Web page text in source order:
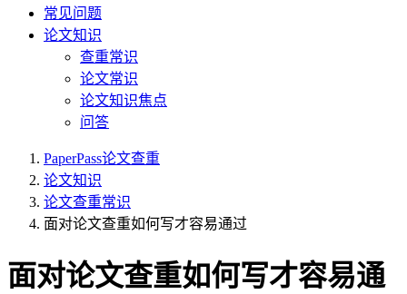
常见问题
论文知识
查重常识
论文常识
论文知识焦点
问答
PaperPass论文查重
论文知识
论文查重常识
面对论文查重如何写才容易通过
面对论文查重如何写才容易通